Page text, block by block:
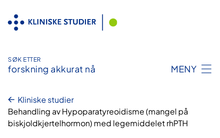
innhold
SØK ETTER
forskning akkurat nå MENY
Kliniske studier
Behandling av Hypoparatyreoidisme (mangel på
biskjoldkjertelhormon) med legemiddelet rhPTH